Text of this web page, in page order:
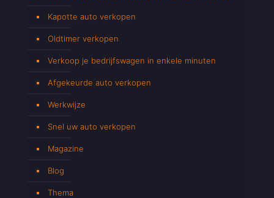
Kapotte auto verkopen
Oldtimer verkopen
Verkoop je bedrijfswagen in enkele minuten
Afgekeurde auto verkopen
Werkwijze
Snel uw auto verkopen
Magazine
Blog
Thema